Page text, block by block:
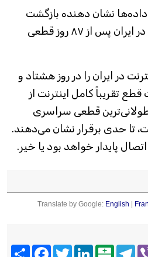
نشان دهنده بازگشت
بخشی از سرویس اینترنت در ایران پس از ۸۷ روز قطعی
در ایران را در روز هشتاد و
۲۰۹۳ ساعت قطع تقریباً کامل اینترنت از
قطعی سراسری
تا حدی برقرار نشان می‌دهند.
پایدار خواهد بود یا خیر.
Translate by Google: English
FacebookTwitter
LinkedInBalatarin
Telegram